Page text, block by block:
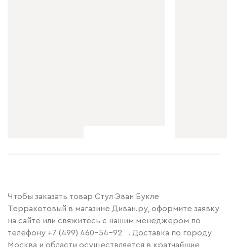
Чтобы заказать товар Стул Эван Букле
Терракотовый в магазине Диван.ру, оформите заявку
на сайте или свяжитесь с нашим менеджером по
телефону +7 (499) 460-54-92
. Доставка по городу
Москва и области осуществляется в кратчайшие